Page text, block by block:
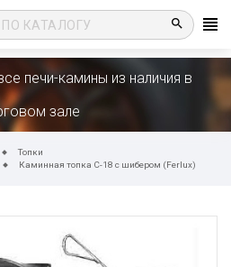
search
печи-камины из наличия в
зале
Топки
Каминная топка C-18 с шибером (Ferlux)